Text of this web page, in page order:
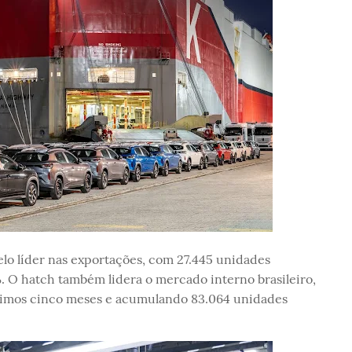
líder nas exportações, com 27.445 unidades
O hatch também lidera o mercado interno brasileiro,
cinco meses e acumulando 83.064 unidades